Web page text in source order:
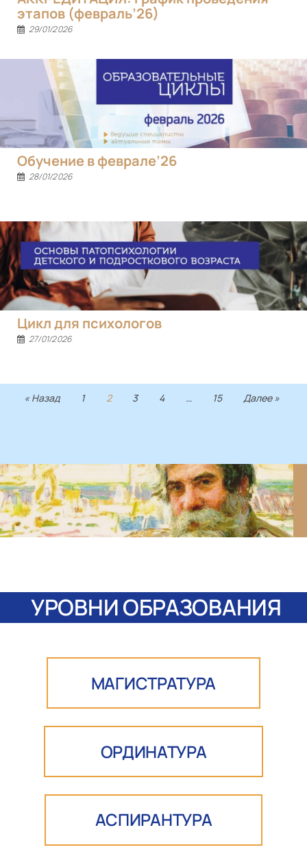
этапов (февраль’26)
29/01/2026
Обучение в феврале’26
28/01/2026
Цикл для психологов
27/01/2026
« Назад 1 2 3 4 … 15 Далее »
УРОВНИ ОБРАЗОВАНИЯ
МАГИСТРАТУРА
ОРДИНАТУРА
АСПИРАНТУРА